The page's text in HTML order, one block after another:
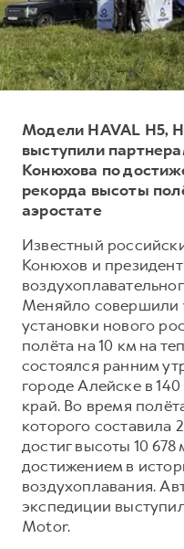
H7
от 3 799 000 ₽
Тест-драйв
Трейд-ин
Кредитный
Страхование
Кредит
Для малого бизнеса
Корпоративным
Крупным
Система управления
Сервис для
HAVAL Лизинг
АКСЕССУАРЫ
Автомобильные
СЕРВИСНОЕ
Нулевое ТО
Программа «Помощь
Электронный ПТС
ПОДДЕРЖКА
GWM Безопасность
Гарантия HAVAL
Мобильное
Программа «HAVAL
Руководства по
Подписки
АКСЕССУАРЫ
Автомобильные
Коллекция PRO
Коллекция Базовая
О дилере
Наша команда
Контакты
Модели HAVAL H5,
выступили
Конюхова по
рекорда высоты
аэростате
Известный
Конюхов и
Меняйло совершили
установки нового
полёта на 10 км на
состоялся ранним
городе Алейске в
край. Во время
которого составила
достиг высоты 10
достижением в
воздухоплавания.
экспедиции
Motor.